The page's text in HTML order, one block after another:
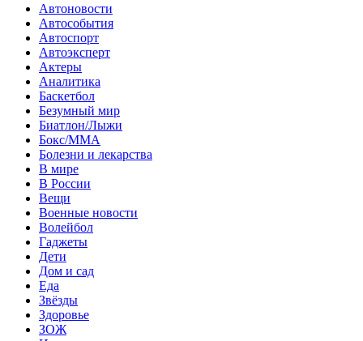
Автоновости
Автособытия
Автоспорт
Автоэксперт
Актеры
Аналитика
Баскетбол
Безумный мир
Биатлон/Лыжи
Бокс/MMA
Болезни и лекарства
В мире
В России
Вещи
Военные новости
Волейбол
Гаджеты
Дети
Дом и сад
Еда
Звёзды
Здоровье
ЗОЖ